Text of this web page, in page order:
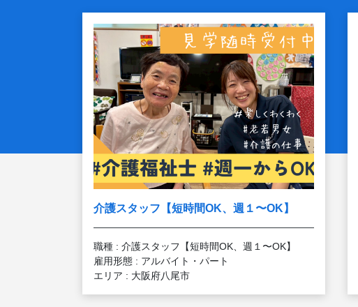
介護スタッフ【短時間OK、週１〜OK】
職種 : 介護スタッフ【短時間OK、週１〜OK】
雇用形態 : アルバイト・パート
エリア : 大阪府八尾市